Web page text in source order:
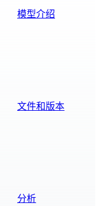
模型介绍
文件和版本
分析